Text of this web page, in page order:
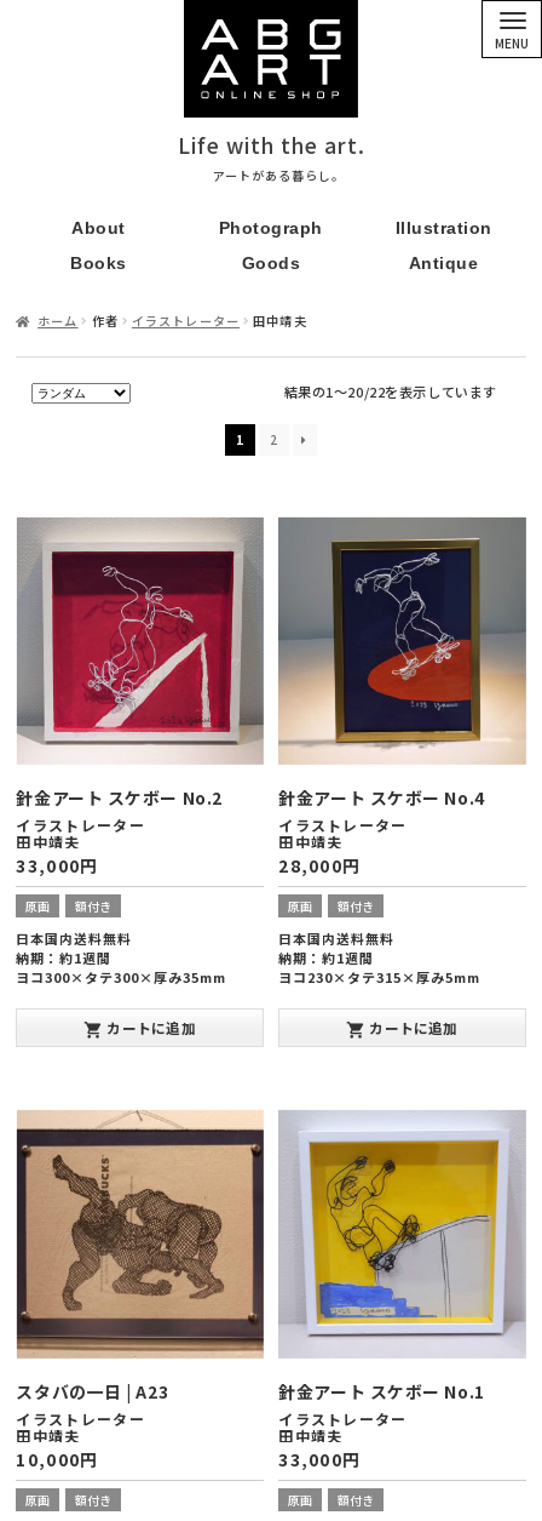
Life with the art.
アートがある暮らし。
MENU
About Photograph
Illustration
Books
Goods Antique
ホーム 作者 イラストレーター 田中靖夫
結果の1～20/22を表示しています
1 2
針金アート スケボー No.2
イラストレーター
田中靖夫
33,000円
原画 額付き
日本国内送料無料
納期：約1週間
ヨコ300×タテ300×厚み35mm
shopping_cart カートに追加
針金アート スケボー No.4
イラストレーター
田中靖夫
28,000円
原画 額付き
日本国内送料無料
納期：約1週間
ヨコ230×タテ315×厚み5mm
shopping_cart カートに追加
スタバの一日 | A23
イラストレーター
田中靖夫
10,000円
原画 額付き
針金アート スケボー No.1
イラストレーター
田中靖夫
33,000円
原画 額付き